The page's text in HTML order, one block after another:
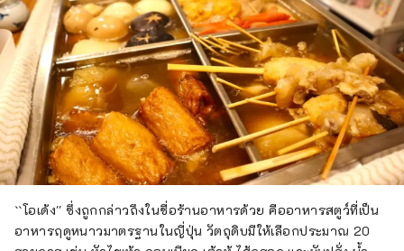
``โอเด้ง'' ซึ่งถูกกล่าวถึงในชื่อร้านอาหารด้วย คืออาหารสตูว์ที่เป็น
อาหารฤดูหนาวมาตรฐานในญี่ปุ่น วัตถุดิบมีให้เลือกประมาณ 20